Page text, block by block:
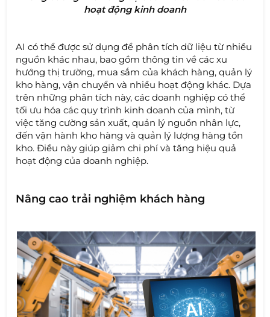
hoạt động kinh doanh
AI có thể được sử dụng để phân tích dữ liệu từ nhiều
nguồn khác nhau, bao gồm thông tin về các xu
hướng thị trường, mua sắm của khách hàng, quản lý
kho hàng, vận chuyển và nhiều hoạt động khác. Dựa
trên những phân tích này, các doanh nghiệp có thể
tối ưu hóa các quy trình kinh doanh của mình, từ
việc tăng cường sản xuất, quản lý nguồn nhân lực,
đến vận hành kho hàng và quản lý lượng hàng tồn
kho. Điều này giúp giảm chi phí và tăng hiệu quả
hoạt động của doanh nghiệp.
Nâng cao trải nghiệm khách hàng